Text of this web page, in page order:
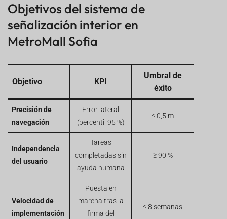
Objetivos del sistema de
señalización interior en
MetroMall Sofia
Objetivo KPI
Umbral de
éxito
Precisión de
navegación
Error lateral
(percentil 95 %)
≤ 0,5 m
Independencia
del usuario
Tareas
completadas sin
ayuda humana
≥ 90 %
Velocidad de
implementación
Puesta en
marcha tras la
firma del
≤ 8 semanas